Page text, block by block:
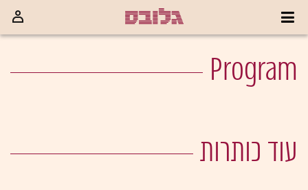
Program
עוד כותרות